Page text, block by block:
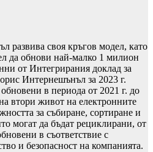
своя кръгов модел, като
да обнови най-малко 1 милион
от Интегрирания доклад за
Интернешънъл за 2023 г.
в периода от 2021 г. до
втори живот на електронните
за събиране, сортиране и
могат да бъдат рециклирани, от
в съответствие с
и безопасност на компанията.